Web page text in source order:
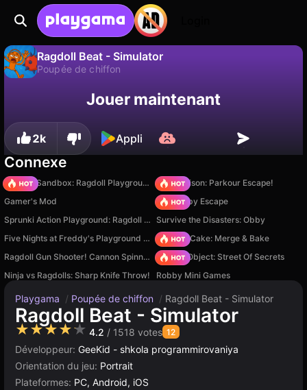
Ragdoll Beat - Simulator
Poupée de chiffon
progression !
Non Enregistrer
Jouer maintenant
2k Appli
Connexe
Sprunki Sandbox: Ragdoll Playground Mode
Barry Prison: Parkour Escape!
Gamer's Mod
Your Obby Escape
Sprunki Action Playground: Ragdoll Sandbox
Survive the Disasters: Obby
Five Nights at Freddy's Playground Sandbox
Piece of Cake: Merge & Bake
Ragdoll Gun Shooter! Cannon Spinner Playground
Hidden Object: Street Of Secrets
Ninja vs Ragdolls: Sharp Knife Throw!
Robby Mini Games
Playgama / Poupée de chiffon / Ragdoll Beat - Simulator
Ragdoll Beat - Simulator
★★★★★ 4.2 / 1518 votes 12
Développeur: GeeKid - shkola programmirovaniya
Orientation du jeu: Portrait
Plateformes: PC, Android, iOS